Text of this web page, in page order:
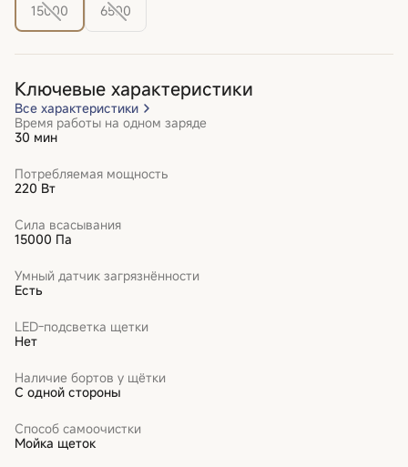
15000 6500
Ключевые характеристики
Все характеристики
Время работы на одном заряде
30 мин
Потребляемая мощность
220 Вт
Сила всасывания
15000 Па
Умный датчик загрязнённости
Есть
LED-подсветка щетки
Нет
Наличие бортов у щётки
С одной стороны
Способ самоочистки
Мойка щеток